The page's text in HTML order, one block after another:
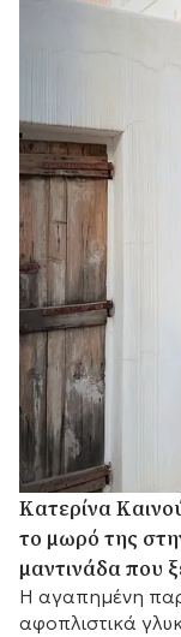
Κατερίνα
το μωρό της
μαντινάδα που
Η αγαπημένη
αφοπλιστικά